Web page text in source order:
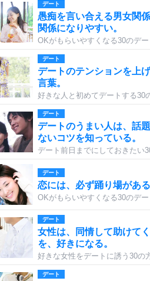
デート
愚痴を言い合える男女関
関係になりやすい。
OKがもらいやすくなる30のデ
デート
デートのテンションを上
言葉。
好きな人と初めてデートする30
デート
デートのうまい人は、話
ないコツを知っている。
デート前日までにしておきたい
デート
恋には、必ず踊り場がある
OKがもらいやすくなる30のデ
デート
女性は、同情して助けて
を、好きになる。
好きな女性をデートに誘う30の
デート